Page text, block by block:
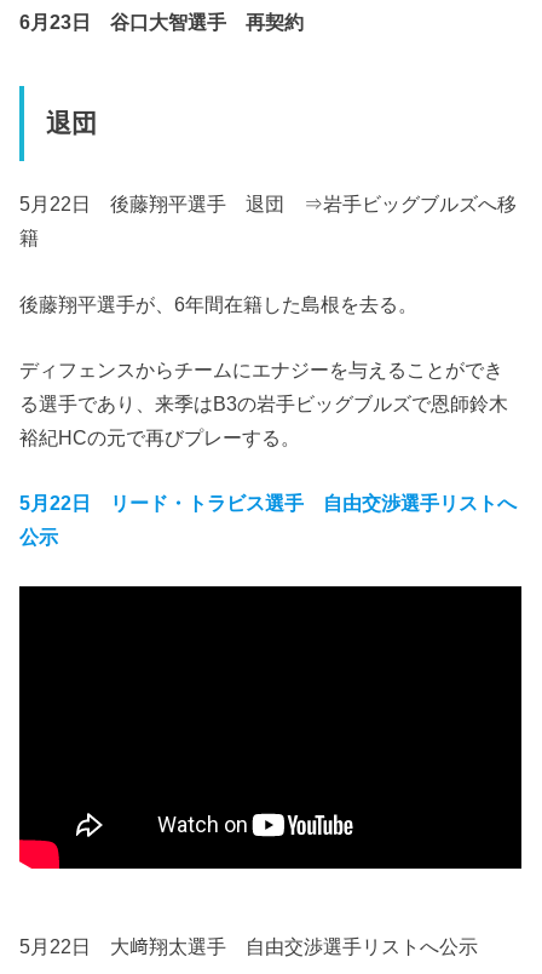
6月23日 谷口大智選手 再契約
退団
5月22日 後藤翔平選手 退団 ⇒岩手ビッグブルズへ移
籍
後藤翔平選手が、6年間在籍した島根を去る。
ディフェンスからチームにエナジーを与えることができ
る選手であり、来季はB3の岩手ビッグブルズで恩師鈴木
裕紀HCの元で再びプレーする。
5月22日 リード・トラビス選手 自由交渉選手リストへ
公示
5月22日 大﨑翔太選手 自由交渉選手リストへ公示